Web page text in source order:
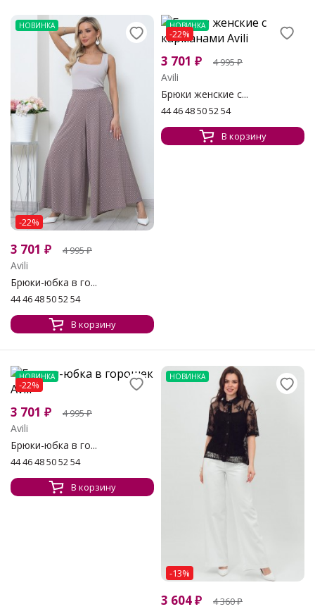
НОВИНКА
-22%
3 701 ₽ 4 995₽
Avili
Брюки-юбка в го...
44 46 48 50 52 54
В корзину
НОВИНКА
-22%
3 701 ₽ 4 995₽
Avili
Брюки женские с...
44 46 48 50 52 54
В корзину
НОВИНКА
-22%
3 701 ₽ 4 995₽
Avili
Брюки-юбка в го...
44 46 48 50 52 54
В корзину
НОВИНКА
-13%
3 604₽ 4 360₽